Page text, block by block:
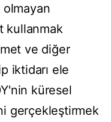
olmayan
kullanmak
ve diğer
iktidarı ele
küresel
gerçekleştirmek